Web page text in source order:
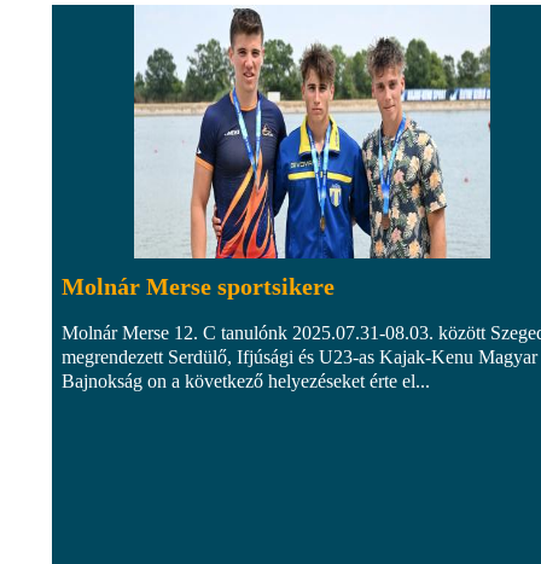
Molnár Merse sportsikere
Molnár Merse 12. C tanulónk 2025.07.31-08.03. között
megrendezett Serdülő, Ifjúsági és U23-as Kajak-Kenu Magyar
Bajnokság on a következő helyezéseket érte el...